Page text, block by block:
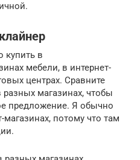
в
мебели, в интернет-
центрах. Сравните
магазинах, чтобы
предложение. Я обычно
потому что там